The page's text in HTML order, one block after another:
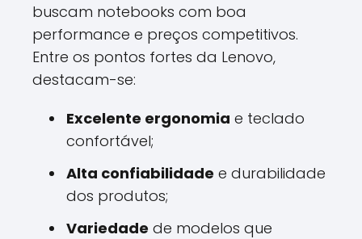
buscam notebooks com boa
performance e preços competitivos.
Entre os pontos fortes da Lenovo,
destacam-se:
Excelente ergonomia e teclado
confortável;
Alta confiabilidade e durabilidade
dos produtos;
Variedade de modelos que